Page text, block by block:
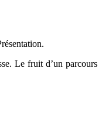
Le fruit d’un parcours